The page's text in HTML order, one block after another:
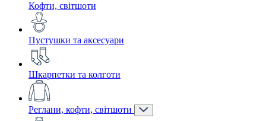
Кофти, світшоти
Пустушки та аксесуари
Шкарпетки та колготи
Реглани, кофти, світшоти